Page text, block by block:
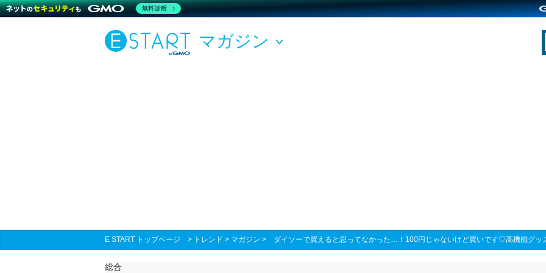
マガジン
E START トップページ > トレンド > マガジン > ダイソーで買えると思ってなかった…！100円じゃないけど買いです♡高機能グッ
総合
無料診断